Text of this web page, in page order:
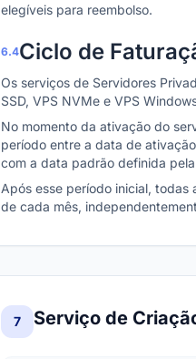
elegíveis para reembolso.
6.4Ciclo de
Os serviços de Servidores
SSD, VPS NVMe e VPS
No momento da ativação do
período entre a data de
com a data padrão definida
Após esse período inicial, todas
de cada mês,
7 Serviço de